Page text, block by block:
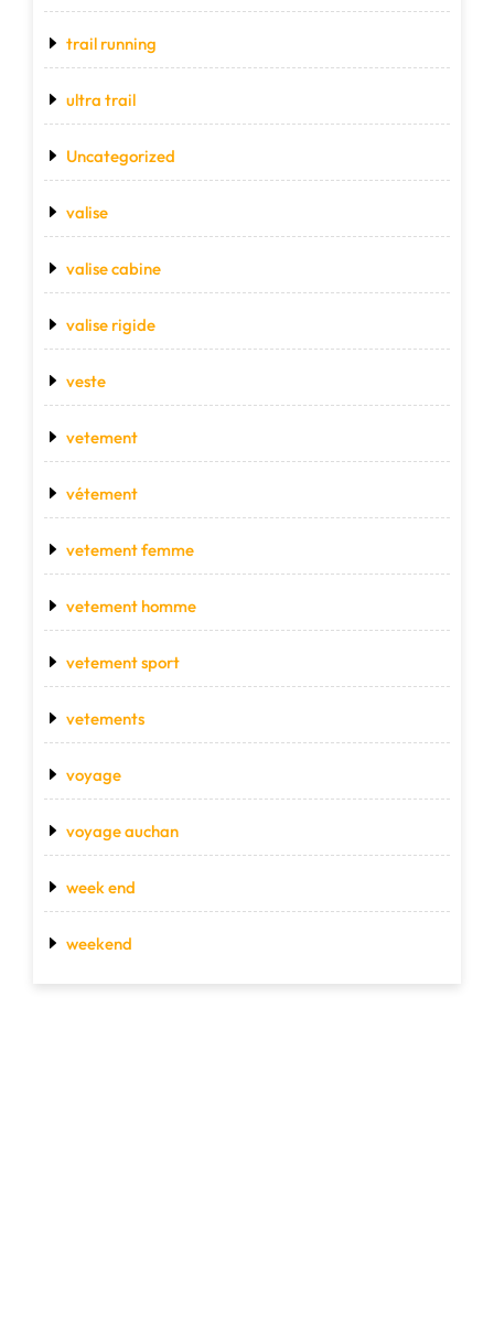
trail running
ultra trail
Uncategorized
valise
valise cabine
valise rigide
veste
vetement
vétement
vetement femme
vetement homme
vetement sport
vetements
voyage
voyage auchan
week end
weekend